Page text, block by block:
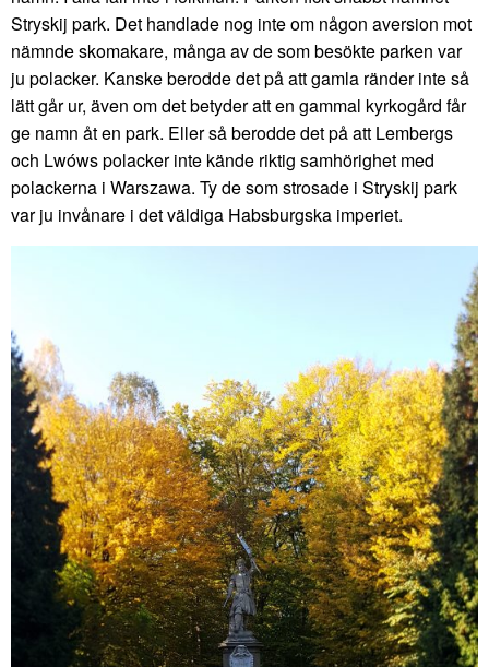
Stryskij park. Det handlade nog inte om någon aversion mot
nämnde skomakare, många av de som besökte parken var
ju polacker. Kanske berodde det på att gamla ränder inte så
lätt går ur, även om det betyder att en gammal kyrkogård får
ge namn åt en park. Eller så berodde det på att Lembergs
och Lwóws polacker inte kände riktig samhörighet med
polackerna i Warszawa. Ty de som strosade i Stryskij park
var ju invånare i det väldiga Habsburgska imperiet.